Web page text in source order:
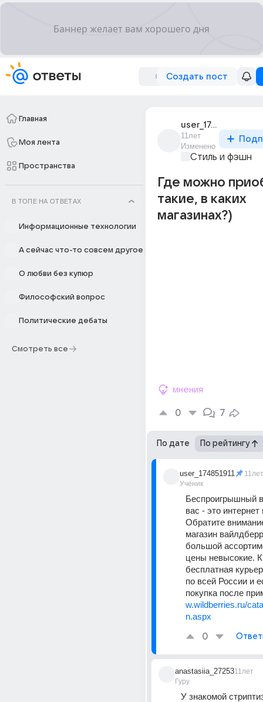
Создать пост
Главная
Моя лента
Пространства
В ТОПЕ НА ОТВЕТАХ
Информационные технологии
А сейчас что-то совсем другое
О любви без купюр
Философский вопрос
Политические дебаты
Смотреть все
user_174886531
11лет
Изменено
Стиль и фэшн
Где можно
такие, в каких
магазинах?)
мнения
0 7
По дате По рейтингу
user_174851911
Ученик
11лет
Беспроигрышный
вас - это интернет
Обратите
магазин
большой
цены невысокие.
бесплатная
по всей России и
покупка после
w.wildberries.ru/
n.aspx
0
anastasiia_27253
Гуру
11лет
У знакомой